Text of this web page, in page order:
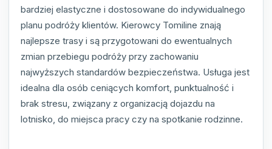
bardziej elastyczne i dostosowane do indywidualnego
planu podróży klientów. Kierowcy Tomiline znają
najlepsze trasy i są przygotowani do ewentualnych
zmian przebiegu podróży przy zachowaniu
najwyższych standardów bezpieczeństwa. Usługa jest
idealna dla osób ceniących komfort, punktualność i
brak stresu, związany z organizacją dojazdu na
lotnisko, do miejsca pracy czy na spotkanie rodzinne.